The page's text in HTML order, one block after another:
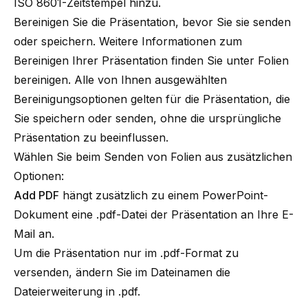
Bereinigen Sie die Präsentation, bevor Sie sie senden
oder speichern. Weitere Informationen zum
Bereinigen Ihrer Präsentation finden Sie unter Folien
bereinigen. Alle von Ihnen ausgewählten
Bereinigungsoptionen gelten für die Präsentation, die
Sie speichern oder senden, ohne die ursprüngliche
Präsentation zu beeinflussen.
Wählen Sie beim Senden von Folien aus zusätzlichen
Optionen:
Add PDF hängt zusätzlich zu einem PowerPoint-
Dokument eine .pdf-Datei der Präsentation an Ihre E-
Mail an.
Um die Präsentation nur im .pdf-Format zu
versenden, ändern Sie im Dateinamen die
Dateierweiterung in .pdf.